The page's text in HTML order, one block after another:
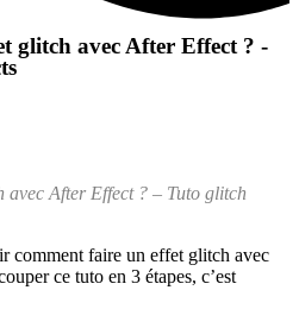
glitch avec After Effect ? -
avec After Effect ? – Tuto glitch
comment faire un effet glitch avec
ce tuto en 3 étapes, c’est